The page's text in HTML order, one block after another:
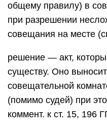
общему правилу) в
при разрешении
совещания на месте
решение — акт,
существу. Оно
совещательной
(помимо судей) при
коммент. к ст. 15, 196